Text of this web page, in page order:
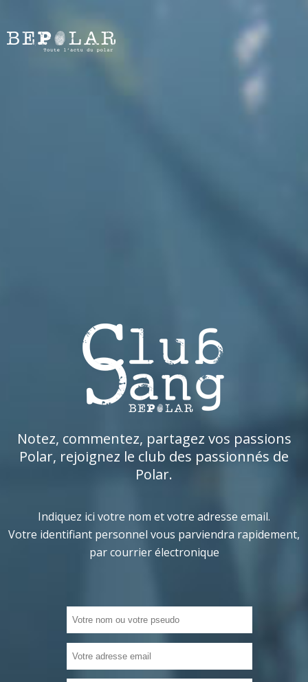
Notez, commentez, partagez vos passions
Polar, rejoignez le club des passionnés de
Polar.
Indiquez ici votre nom et votre adresse email.
Votre identifiant personnel vous parviendra rapidement,
par courrier électronique